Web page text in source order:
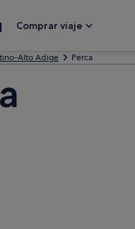
Comprar viaje
Alto Adige Perca